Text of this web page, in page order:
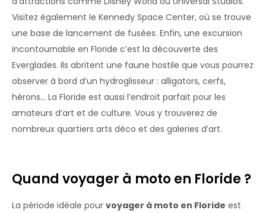
Visitez également le Kennedy Space Center, où se trouve
une base de lancement de fusées. Enfin, une excursion
incontournable en Floride c’est la découverte des
Everglades. Ils abritent une faune hostile que vous pourrez
observer à bord d’un hydroglisseur : alligators, cerfs,
hérons… La Floride est aussi l’endroit parfait pour les
amateurs d’art et de culture. Vous y trouverez de
nombreux quartiers arts déco et des galeries d’art.
Quand voyager à moto en Floride ?
La période idéale pour voyager à moto en Floride est